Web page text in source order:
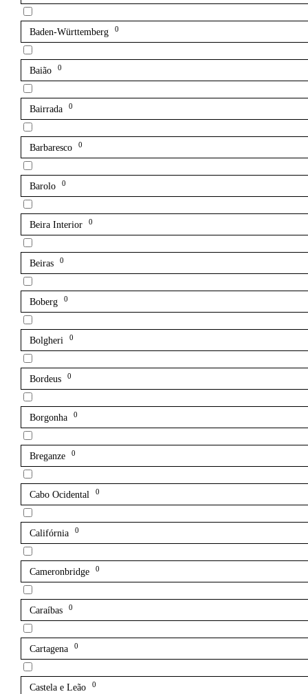
Baden-Württemberg 0
Baião 0
Bairrada 0
Barbaresco 0
Barolo 0
Beira Interior 0
Beiras 0
Boberg 0
Bolgheri 0
Bordeus 0
Borgonha 0
Breganze 0
Cabo Ocidental 0
Califórnia 0
Cameronbridge 0
Caraíbas 0
Cartagena 0
Castela e Leão 0